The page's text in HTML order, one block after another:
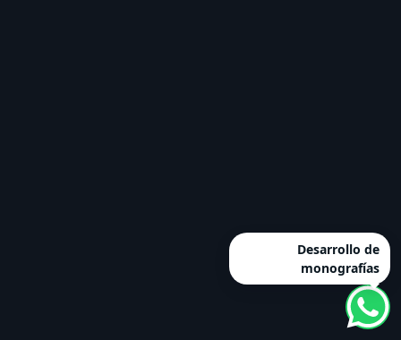
Desarrollo de
monografías